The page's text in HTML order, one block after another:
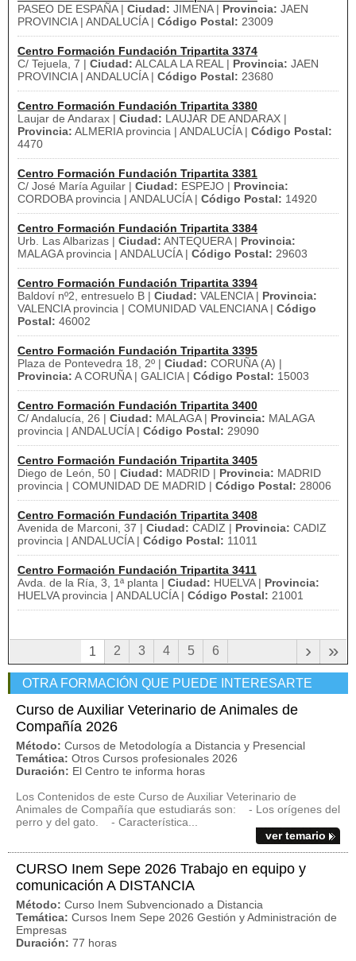
PASEO DE ESPAÑA | Ciudad: JIMENA | Provincia: JAEN
PROVINCIA | ANDALUCÍA | Código Postal: 23009
Centro Formación Fundación Tripartita 3374
C/ Tejuela, 7 | Ciudad: ALCALA LA REAL | Provincia: JAEN
PROVINCIA | ANDALUCÍA | Código Postal: 23680
Centro Formación Fundación Tripartita 3380
Laujar de Andarax | Ciudad: LAUJAR DE ANDARAX |
Provincia: ALMERIA provincia | ANDALUCÍA | Código Postal:
4470
Centro Formación Fundación Tripartita 3381
C/ José María Aguilar | Ciudad: ESPEJO | Provincia:
CORDOBA provincia | ANDALUCÍA | Código Postal: 14920
Centro Formación Fundación Tripartita 3384
Urb. Las Albarizas | Ciudad: ANTEQUERA | Provincia:
MALAGA provincia | ANDALUCÍA | Código Postal: 29603
Centro Formación Fundación Tripartita 3394
Baldoví nº2, entresuelo B | Ciudad: VALENCIA | Provincia:
VALENCIA provincia | COMUNIDAD VALENCIANA | Código
Postal: 46002
Centro Formación Fundación Tripartita 3395
Plaza de Pontevedra 18, 2º | Ciudad: CORUÑA (A) |
Provincia: A CORUÑA | GALICIA | Código Postal: 15003
Centro Formación Fundación Tripartita 3400
C/ Andalucía, 26 | Ciudad: MALAGA | Provincia: MALAGA
provincia | ANDALUCÍA | Código Postal: 29090
Centro Formación Fundación Tripartita 3405
Diego de León, 50 | Ciudad: MADRID | Provincia: MADRID
provincia | COMUNIDAD DE MADRID | Código Postal: 28006
Centro Formación Fundación Tripartita 3408
Avenida de Marconi, 37 | Ciudad: CADIZ | Provincia: CADIZ
provincia | ANDALUCÍA | Código Postal: 11011
Centro Formación Fundación Tripartita 3411
Avda. de la Ría, 3, 1ª planta | Ciudad: HUELVA | Provincia:
HUELVA provincia | ANDALUCÍA | Código Postal: 21001
1 2 3 4 5 6 »
›
OTRA FORMACIÓN QUE PUEDE INTERESARTE
Curso de Auxiliar Veterinario de Animales de
Compañía 2026
Método: Cursos de Metodología a Distancia y Presencial
Temática: Otros Cursos profesionales 2026
Duración: El Centro te informa horas
Los Contenidos de este Curso de Auxiliar Veterinario de
Animales de Compañía que estudiarás son: - Los orígenes del
perro y del gato. - Característica...
ver temario
CURSO Inem Sepe 2026 Trabajo en equipo y
comunicación A DISTANCIA
Método: Curso Inem Subvencionado a Distancia
Temática: Cursos Inem Sepe 2026 Gestión y Administración de
Empresas
Duración: 77 horas